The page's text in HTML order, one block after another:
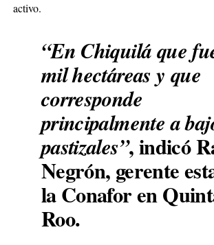
activo.
“En Chiquilá que
mil hectáreas y que
corresponde
principalmente a
pastizales”, indicó
Negrón, gerente
la Conafor en
Roo.